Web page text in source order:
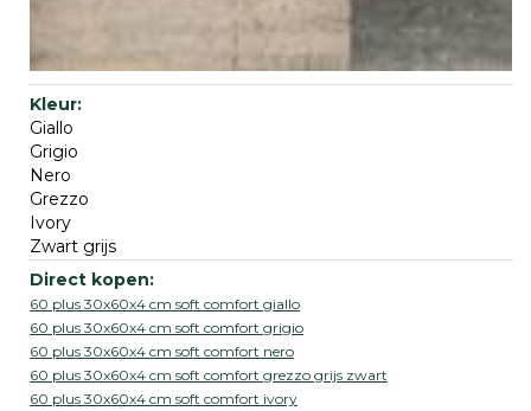
Giallo
Grigio
Nero
Grezzo
Ivory
Zwart grijs
60 plus 30x60x4 cm soft comfort giallo
60 plus 30x60x4 cm soft comfort grigio
60 plus 30x60x4 cm soft comfort nero
60 plus 30x60x4 cm soft comfort grezzo grijs zwart
60 plus 30x60x4 cm soft comfort ivory